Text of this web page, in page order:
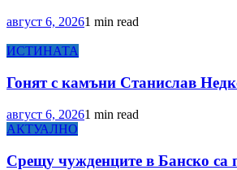
август 6, 20261 min read
ИСТИНАТА
Гонят с камъни Станислав
август 6, 20261 min read
АКТУАЛНО
Срещу чужденците в Банско са